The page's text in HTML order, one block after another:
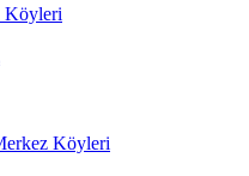
Köyleri
Köyleri